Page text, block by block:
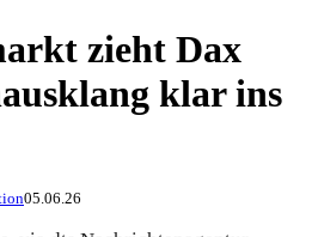
zieht Dax
klar ins
05.06.26